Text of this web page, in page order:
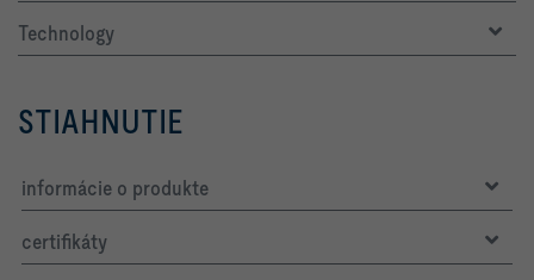
Technology
STIAHNUTIE
informácie o produkte
certifikáty